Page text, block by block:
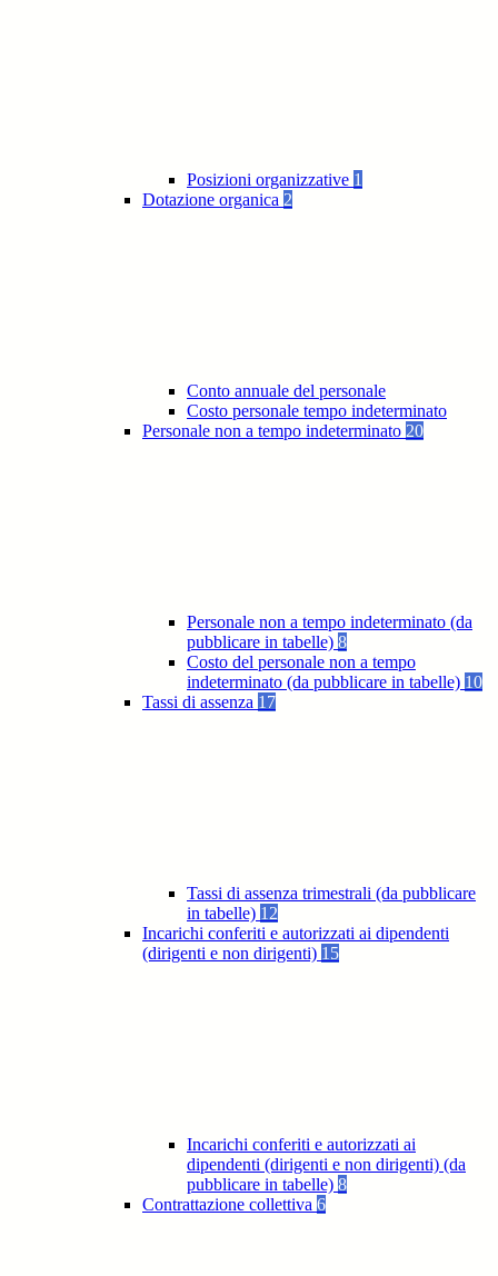
Posizioni organizzative 1
Dotazione organica 2
Conto annuale del personale
Costo personale tempo indeterminato
Personale non a tempo indeterminato 20
Personale non a tempo indeterminato (da
pubblicare in tabelle) 8
Costo del personale non a tempo
indeterminato (da pubblicare in tabelle) 10
Tassi di assenza 17
Tassi di assenza trimestrali (da pubblicare
in tabelle) 12
Incarichi conferiti e autorizzati ai dipendenti
(dirigenti e non dirigenti) 15
Incarichi conferiti e autorizzati ai
dipendenti (dirigenti e non dirigenti) (da
pubblicare in tabelle) 8
Contrattazione collettiva 6